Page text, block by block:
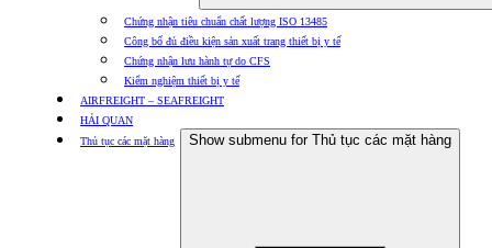
Chứng nhận tiêu chuẩn chất lượng ISO 13485
Công bố đủ điều kiện sản xuất trang thiết bị y tế
Chứng nhận lưu hành tự do CFS
Kiểm nghiệm thiết bị y tế
AIRFREIGHT – SEAFREIGHT
HẢI QUAN
Thủ tục các mặt hàng
Show submenu for Thủ tục các mặt hàng